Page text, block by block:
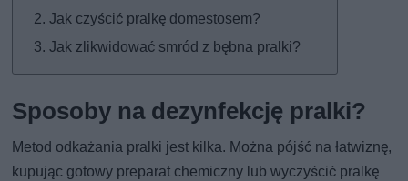
Jak czyścić pralkę domestosem?
Jak zlikwidować smród z bębna pralki?
Sposoby na dezynfekcję pralki?
Metod odkażania pralki jest kilka. Można pójść na łatwiznę,
kupując gotowy preparat chemiczny lub wyczyścić pralkę